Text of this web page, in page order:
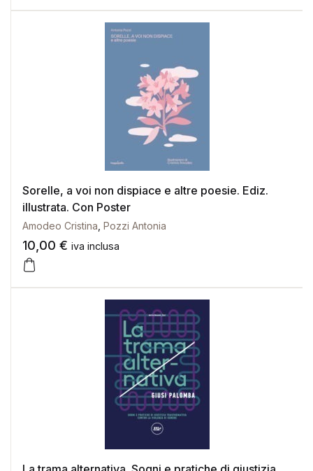
Sorelle, a voi non dispiace e altre poesie. Ediz.
illustrata. Con Poster
Amodeo Cristina Pozzi Antonia
10,00 € iva inclusa